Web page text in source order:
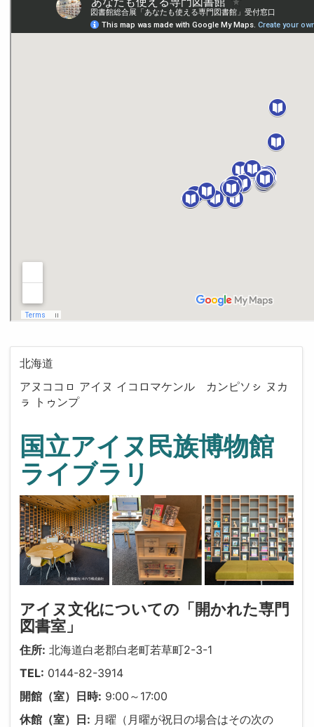
北海道
アヌココㇿ アイヌ イコロマケンル カンピソㇱ ヌカ
ㇻ トゥンプ
国立アイヌ民族博物館
ライブラリ
, ,
アイヌ文化についての「開かれた専門
図書室」
住所: 北海道白老郡白老町若草町2-3-1
TEL: 0144-82-3914
開館（室）日時: 9:00～17:00
休館（室）日: 月曜（月曜が祝日の場合はその次の